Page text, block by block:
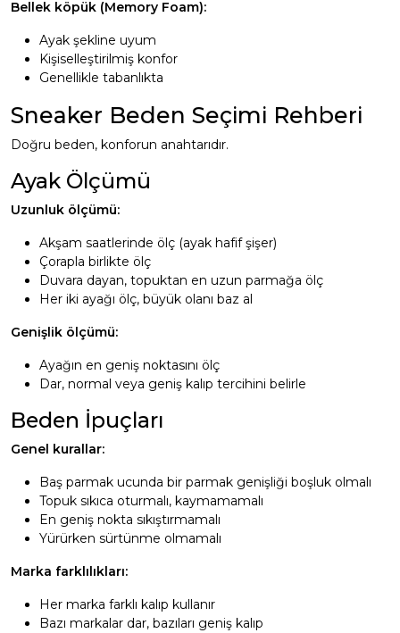
Bellek köpük (Memory Foam):
Ayak şekline uyum
Kişiselleştirilmiş konfor
Genellikle tabanlıkta
Sneaker Beden Seçimi Rehberi
Doğru beden, konforun anahtarıdır.
Ayak Ölçümü
Uzunluk ölçümü:
Akşam saatlerinde ölç (ayak hafif şişer)
Çorapla birlikte ölç
Duvara dayan, topuktan en uzun parmağa ölç
Her iki ayağı ölç, büyük olanı baz al
Genişlik ölçümü:
Ayağın en geniş noktasını ölç
Dar, normal veya geniş kalıp tercihini belirle
Beden İpuçları
Genel kurallar:
Baş parmak ucunda bir parmak genişliği boşluk olmalı
Topuk sıkıca oturmalı, kaymamamalı
En geniş nokta sıkıştırmamalı
Yürürken sürtünme olmamalı
Marka farklılıkları:
Her marka farklı kalıp kullanır
Bazı markalar dar, bazıları geniş kalıp